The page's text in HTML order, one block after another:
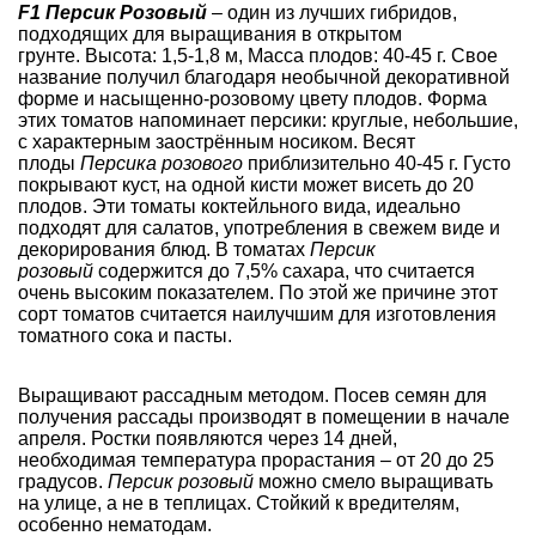
F1 Персик Розовый – один из лучших гибридов,
подходящих для выращивания в открытом
грунте. Высота: 1,5-1,8 м, Масса плодов: 40-45 г. Свое
название получил благодаря необычной декоративной
форме и насыщенно-розовому цвету плодов. Форма
этих томатов напоминает персики: круглые, небольшие,
с характерным заострённым носиком. Весят
плоды Персика розового приблизительно 40-45 г. Густо
покрывают куст, на одной кисти может висеть до 20
плодов. Эти томаты коктейльного вида, идеально
подходят для салатов, употребления в свежем виде и
декорирования блюд. В томатах Персик
розовый содержится до 7,5% сахара, что считается
очень высоким показателем. По этой же причине этот
сорт томатов считается наилучшим для изготовления
томатного сока и пасты.
Выращивают рассадным методом. Посев семян для
получения рассады производят в помещении в начале
апреля. Ростки появляются через 14 дней,
необходимая температура прорастания – от 20 до 25
градусов. Персик розовый можно смело выращивать
на улице, а не в теплицах. Стойкий к вредителям,
особенно нематодам.